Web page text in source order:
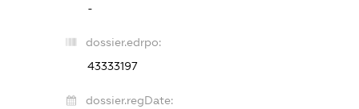
-
dossier.edrpo:
43333197
dossier.regDate: